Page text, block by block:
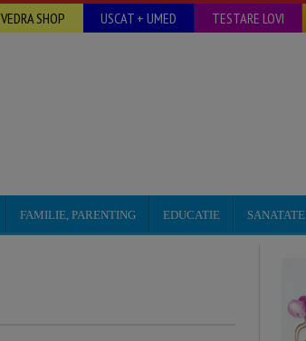
VEDRA SHOP USCAT + UMED TESTARE LOVI
FAMILIE, PARENTING EDUCATIE SANATATE